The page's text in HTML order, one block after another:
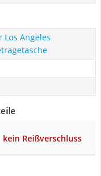
Los Angeles
kein Reißverschluss